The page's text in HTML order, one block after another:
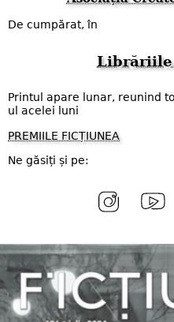
De cumpărat, în
Librăriile
Printul apare lunar, reunind
ul acelei luni
PREMIILE FICȚIUNEA
Ne găsiți și pe: